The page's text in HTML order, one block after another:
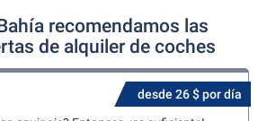
recomendamos las
de alquiler de coches
desde 26 $ por día